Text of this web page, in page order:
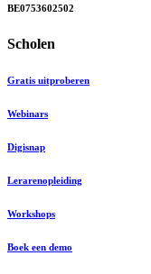
BE0753602502
Scholen
Gratis uitproberen
Webinars
Digisnap
Lerarenopleiding
Workshops
Boek een demo